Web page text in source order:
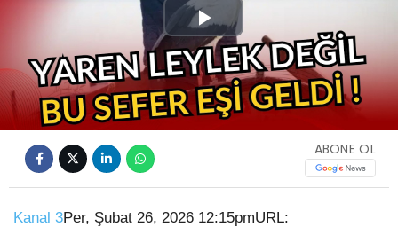
Play
Video
ABONE OL
Kanal 3Per, Şubat 26, 2026 12:15pmURL: